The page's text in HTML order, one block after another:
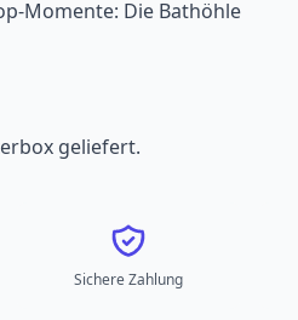
Momente: Die Bathöhle
geliefert.
Sichere Zahlung